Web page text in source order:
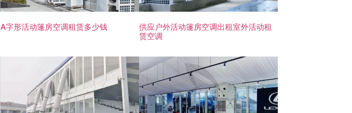
A字形活动篷房空调租赁多少钱
供应户外活动篷房空调出租室外活动租
赁空调